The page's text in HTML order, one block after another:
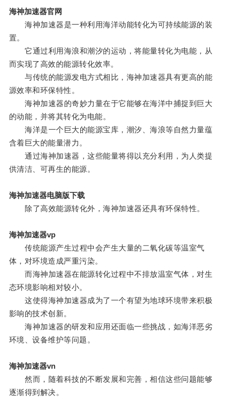
海神加速器官网
海神加速器是一种利用海洋动能转化为可持续能源的装
置。
它通过利用海浪和潮汐的运动，将能量转化为电能，从
而实现了高效的能源转化效率。
与传统的能源发电方式相比，海神加速器具有更高的能
源效率和环保特性。
海神加速器的奇妙力量在于它能够在海洋中捕捉到巨大
的动能，并将其转化为电能。
海洋是一个巨大的能源宝库，潮汐、海浪等自然力量蕴
含着巨大的能量潜力。
通过海神加速器，这些能量将得以充分利用，为人类提
供清洁、可再生的能源。
海神加速器电脑版下载
除了高效能源转化外，海神加速器还具有环保特性。
海神加速器vp
传统能源产生过程中会产生大量的二氧化碳等温室气
体，对环境造成严重污染。
而海神加速器在能源转化过程中不排放温室气体，对生
态环境影响相对较小。
这使得海神加速器成为了一个有望为地球环境带来积极
影响的技术创新。
海神加速器的研发和应用还面临一些挑战，如海洋恶劣
环境、设备维护等问题。
海神加速器vn
然而，随着科技的不断发展和完善，相信这些问题能够
逐渐得到解决。